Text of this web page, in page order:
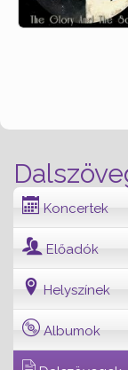
Koncertek
Előadók
Helyszínek
Albumok